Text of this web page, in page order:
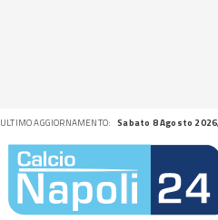
ULTIMO AGGIORNAMENTO: Sabato 8 Agosto